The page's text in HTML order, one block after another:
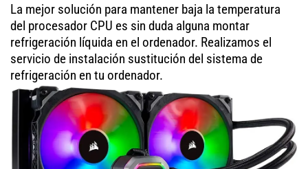
La mejor solución para mantener baja la temperatura
del procesador CPU es sin duda alguna montar
refrigeración líquida en el ordenador. Realizamos el
servicio de instalación sustitución del sistema de
refrigeración en tu ordenador.